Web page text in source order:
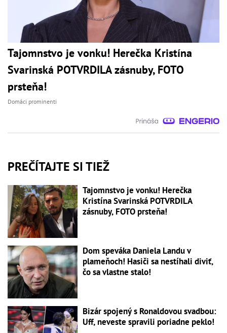
Tajomnstvo je vonku! Herečka Kristína
Svarinská POTVRDILA zásnuby, FOTO
prsteňa!
Domáci prominenti
PREČÍTAJTE SI TIEŽ
Tajomnstvo je vonku! Herečka
Kristína Svarinská POTVRDILA
zásnuby, FOTO prsteňa!
Dom speváka Daniela Landu v
plameňoch! Hasiči sa nestíhali diviť,
čo sa vlastne stalo!
Bizár spojený s Ronaldovou svadbou:
Uff, neveste spravili poriadne peklo!